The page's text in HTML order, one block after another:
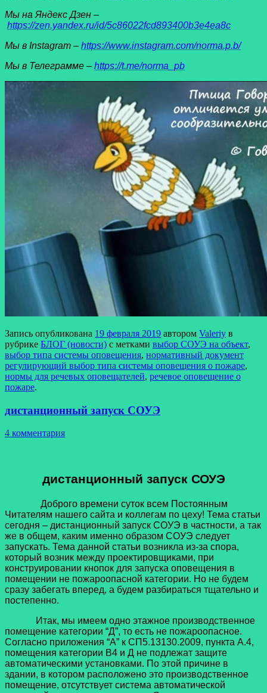
Мы на Яндекс Дзен –
https://zen.yandex.ru/id/5c86022fcd893400b3e4ea8c
Мы в Instagram – https://www.instagram.com/norma.p.b/
Мы в Телеграмме – https://t.me/norma_pb
Запись опубликована 19 февраля 2019 автором Valeriy в
рубрике БЛОГ (новости) с метками выбор СОУЭ на объект,
выбор типа системы оповещения, нормативный документ
регулирующий выбор типа системы оповещения о пожаре,
нормы для речевых оповещателей, речевое оповещение о
пожаре.
дистанционный запуск СОУЭ
4 комментария
дистанционный запуск СОУЭ
Доброго времени суток всем Постоянным
Читателям нашего сайта и коллегам по цеху! Тема статьи
сегодня – дистанционный запуск СОУЭ в частности, а так
же в общем, каким именно образом СОУЭ следует
запускать. Тема данной статьи возникла из-за спора,
который возник между проектировщиками, при
конструировании кнопок для запуска оповещения в
помещении не пожароопасной категории. Но не будем
сразу забегать вперед, а будем разбираться тщательно и
постепенно.
Итак, мы имеем одно этажное производственное
помещение категории “Д”, то есть не пожароопасное.
Согласно приложения “А” к СП5.13130.2009, пункта А.4,
помещения категории В4 и Д не подлежат защите
автоматическими установками. По этой причине в
здании, в котором расположено это производственное
помещение, отсутствует система автоматической